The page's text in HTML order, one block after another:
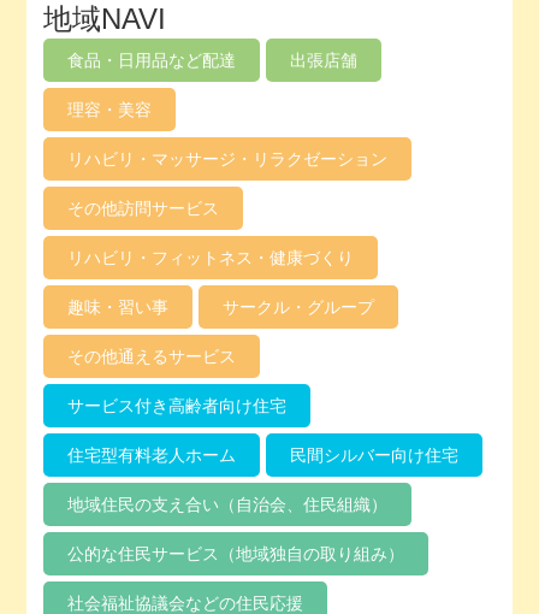
地域NAVI
食品・日用品など配達 出張店舗
理容・美容
リハビリ・マッサージ・リラクゼーション
その他訪問サービス
リハビリ・フィットネス・健康づくり
趣味・習い事 サークル・グループ
その他通えるサービス
サービス付き高齢者向け住宅
住宅型有料老人ホーム 民間シルバー向け住宅
地域住民の支え合い（自治会、住民組織）
公的な住民サービス（地域独自の取り組み）
社会福祉協議会などの住民応援